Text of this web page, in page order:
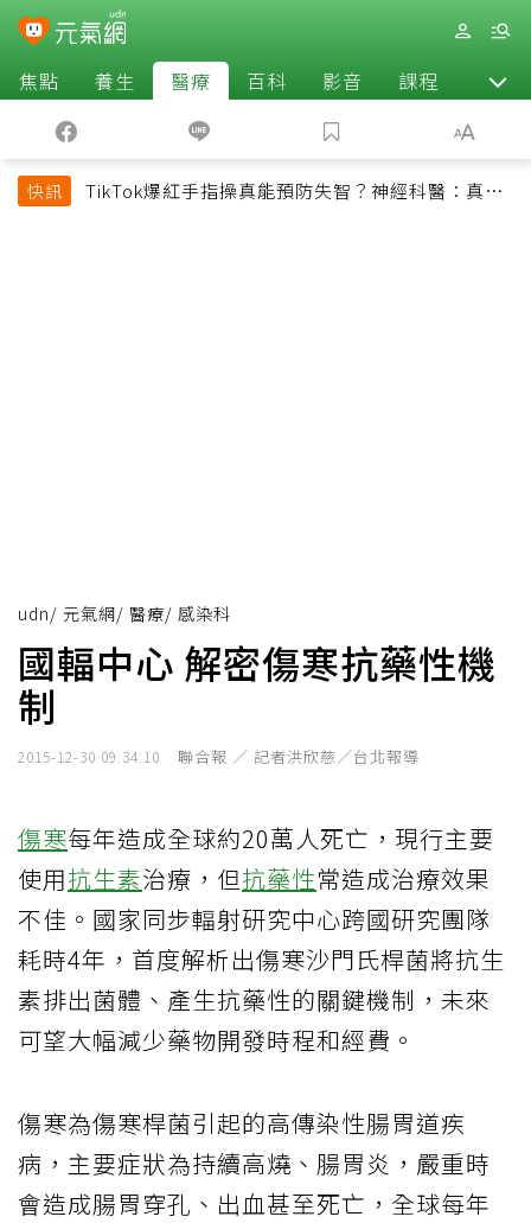
焦點 養生 醫療 百科 影音 課程 退休
快訊
TikTok爆紅手指操真能預防失智？神經科醫：真正
udn/ 元氣網/ 醫療/ 感染科
國輻中心 解密傷寒抗藥性機
制
2015-12-30 09:34:10 聯合報 ／ 記者洪欣慈／台北報導
傷寒每年造成全球約20萬人死亡，現行主要
使用抗生素治療，但抗藥性常造成治療效果
不佳。國家同步輻射研究中心跨國研究團隊
耗時4年，首度解析出傷寒沙門氏桿菌將抗生
素排出菌體、產生抗藥性的關鍵機制，未來
可望大幅減少藥物開發時程和經費。
傷寒為傷寒桿菌引起的高傳染性腸胃道疾
病，主要症狀為持續高燒、腸胃炎，嚴重時
會造成腸胃穿孔、出血甚至死亡，全球每年